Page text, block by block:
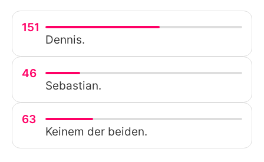
151
Dennis.
46
Sebastian.
63
Keinem der beiden.